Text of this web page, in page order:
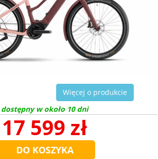
Więcej o produkcie
dostępny w około 10 dni
17 599 zł